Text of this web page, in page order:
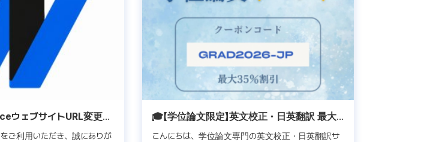
ウェブサイトURL変更の
jp）
ご利用いただき、誠にありが
🎓【学位論文限定】英文校正・日英翻訳 最大
35％OFF！
こんにちは、学位論文専門の英文校正・日英翻訳サ